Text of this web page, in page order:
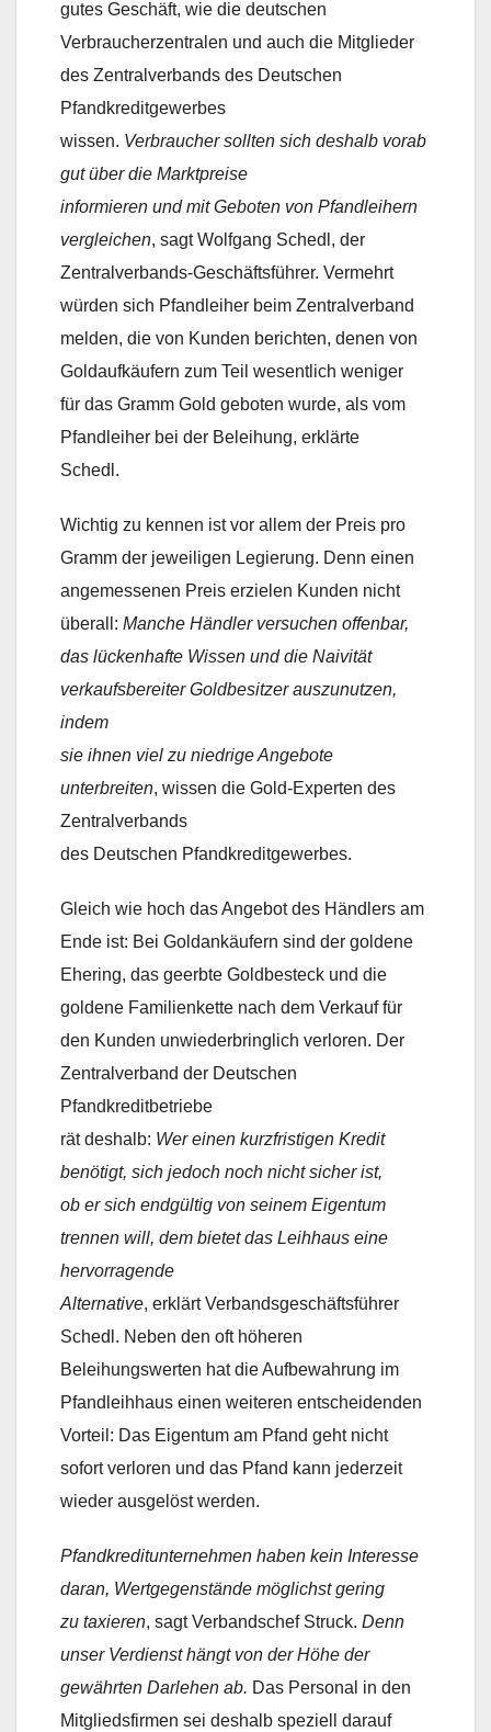
gutes Geschäft, wie die deutschen
Verbraucherzentralen und auch die Mitglieder
des Zentralverbands des Deutschen
Pfandkreditgewerbes
wissen.  Verbraucher sollten sich deshalb vorab
gut über die Marktpreise
informieren und mit Geboten von Pfandleihern
vergleichen, sagt Wolfgang Schedl, der
Zentralverbands-Geschäftsführer. Vermehrt
würden sich Pfandleiher beim Zentralverband
melden, die von Kunden berichten, denen von
Goldaufkäufern zum Teil wesentlich weniger
für das Gramm Gold geboten wurde, als vom
Pfandleiher bei der Beleihung, erklärte
Schedl.
Wichtig zu kennen ist vor allem der Preis pro
Gramm der jeweiligen Legierung. Denn einen
angemessenen Preis erzielen Kunden nicht
überall:  Manche Händler versuchen offenbar,
das lückenhafte Wissen und die Naivität
verkaufsbereiter Goldbesitzer auszunutzen,
indem
sie ihnen viel zu niedrige Angebote
unterbreiten, wissen die Gold-Experten des
Zentralverbands
des Deutschen Pfandkreditgewerbes.
Gleich wie hoch das Angebot des Händlers am
Ende ist: Bei Goldankäufern sind der goldene
Ehering, das geerbte Goldbesteck und die
goldene Familienkette nach dem Verkauf für
den Kunden unwiederbringlich verloren. Der
Zentralverband der Deutschen
Pfandkreditbetriebe
rät deshalb:  Wer einen kurzfristigen Kredit
benötigt, sich jedoch noch nicht sicher ist,
ob er sich endgültig von seinem Eigentum
trennen will, dem bietet das Leihhaus eine
hervorragende
Alternative, erklärt Verbandsgeschäftsführer
Schedl. Neben den oft höheren
Beleihungswerten hat die Aufbewahrung im
Pfandleihhaus einen weiteren entscheidenden
Vorteil: Das Eigentum am Pfand geht nicht
sofort verloren und das Pfand kann jederzeit
wieder ausgelöst werden.
Pfandkreditunternehmen haben kein Interesse
daran, Wertgegenstände möglichst gering
zu taxieren, sagt Verbandschef Struck.  Denn
unser Verdienst hängt von der Höhe der
gewährten Darlehen ab.  Das Personal in den
Mitgliedsfirmen sei deshalb speziell darauf